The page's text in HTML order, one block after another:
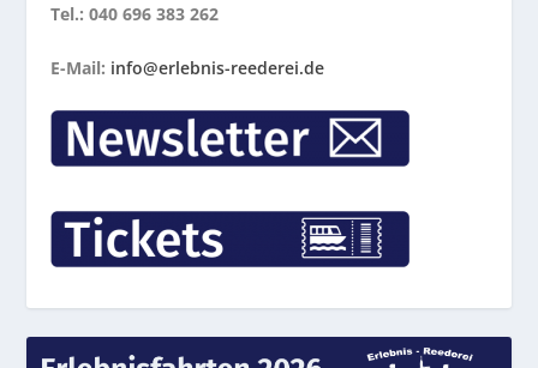
Tel.: 040 696 383 262
E-Mail: info@erlebnis-reederei.de